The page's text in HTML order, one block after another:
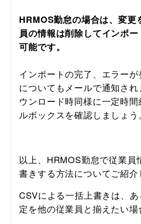
HRMOS勤怠の場合は、変更
員の情報は削除してインポ
可能です。
インポートの完了、エラー
についてもメールで通知さ
ウンロード時同様に一定時
ルボックスを確認しましょう。
以上、HRMOS勤怠で従業員
書きする方法についてご紹介
CSVによる一括上書きは、
定を他の従業員と揃えたい場